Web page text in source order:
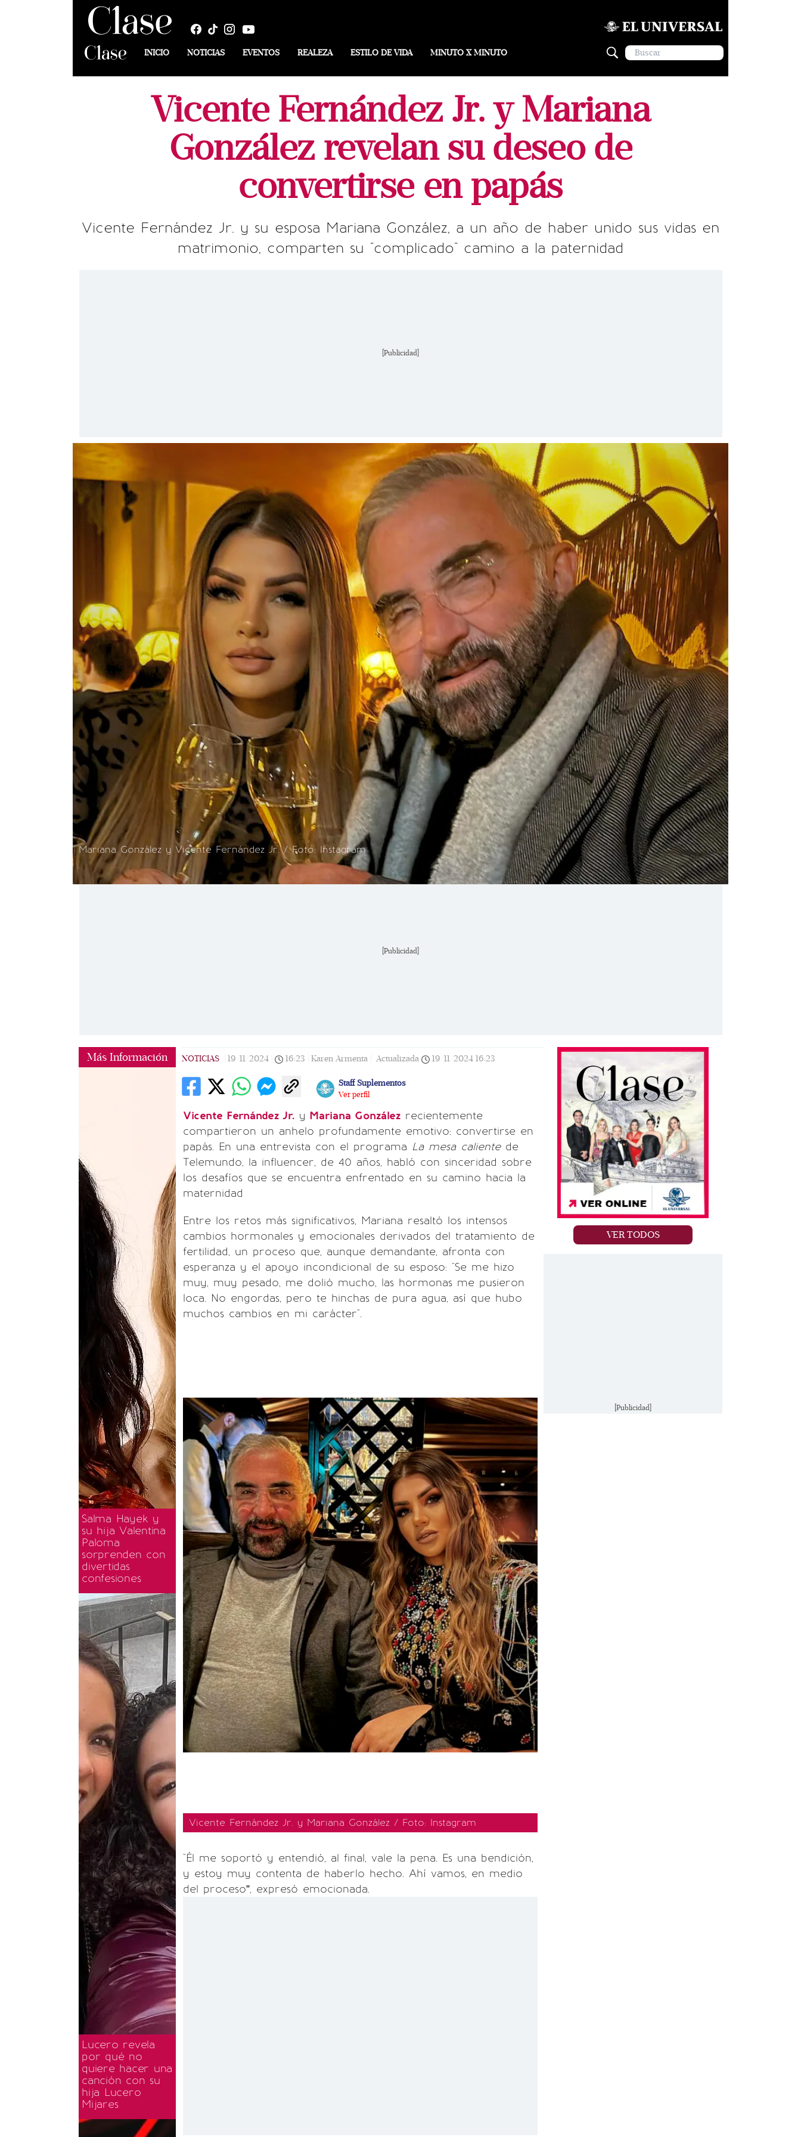
INICIO NOTICIAS EVENTOS REALEZA ESTILO DE VIDA MINUTO X MINUTO
Vicente Fernández Jr. y Mariana
González revelan su deseo de
convertirse en papás
Vicente Fernández Jr. y su esposa Mariana González, a un año de haber unido sus vidas en
matrimonio, comparten su "complicado" camino a la paternidad
[Publicidad]
Mariana González y Vicente Fernández Jr. / Foto: Instagram
[Publicidad]
Más Información
Salma Hayek y
su hija Valentina
Paloma
sorprenden con
divertidas
confesiones
Lucero revela
por qué no
quiere hacer una
canción con su
hija Lucero
Mijares
NOTICIAS 19/11/2024 16:23 Karen Armenta | Actualizada 19/11/2024 16:23
Staff Suplementos
Ver perfil
Vicente Fernández Jr. y Mariana González recientemente
compartieron un anhelo profundamente emotivo: convertirse en
papás. En una entrevista con el programa La mesa calientede
Telemundo, la influencer, de 40 años, habló con sinceridad sobre
los desafíos que se encuentra enfrentado en su camino hacia la
maternidad
Entre los retos más significativos, Mariana resaltó los intensos
cambios hormonales y emocionales derivados del tratamiento de
fertilidad, un proceso que, aunque demandante, afronta con
esperanza y el apoyo incondicional de su esposo: "Se me hizo
muy, muy pesado, me dolió mucho, las hormonas me pusieron
loca. No engordas, pero te hinchas de pura agua, así que hubo
muchos cambios en mi carácter".
Vicente Fernández Jr. y Mariana González / Foto: Instagram
"Él me soportó y entendió, al final, vale la pena. Es una bendición,
y estoy muy contenta de haberlo hecho. Ahí vamos, en medio
del proceso”, expresó emocionada.
VER TODOS
[Publicidad]